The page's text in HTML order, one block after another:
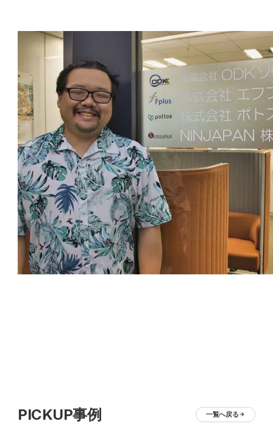
PICKUP事例 一覧へ戻る arrow_forward